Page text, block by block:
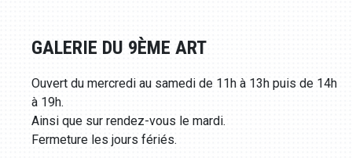
GALERIE DU 9ÈME ART
Ouvert du mercredi au samedi de 11h à 13h puis de 14h
à 19h.
Ainsi que sur rendez-vous le mardi.
Fermeture les jours fériés.